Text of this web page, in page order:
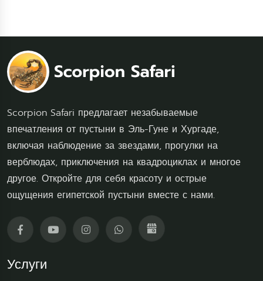
Scorpion Safari предлагает незабываемые
впечатления от пустыни в Эль-Гуне и Хургаде,
включая наблюдение за звездами, прогулки на
верблюдах, приключения на квадроциклах и многое
другое. Откройте для себя красоту и острые
ощущения египетской пустыни вместе с нами.
Услуги